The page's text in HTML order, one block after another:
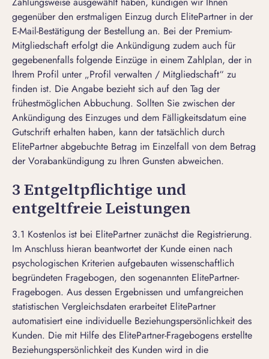
gegenüber den erstmaligen Einzug durch ElitePartner in der
E-Mail-Bestätigung der Bestellung an. Bei der Premium-
Mitgliedschaft erfolgt die Ankündigung zudem auch für
gegebenenfalls folgende Einzüge in einem Zahlplan, der in
Ihrem Profil unter „Profil verwalten / Mitgliedschaft“ zu
finden ist. Die Angabe bezieht sich auf den Tag der
frühestmöglichen Abbuchung. Sollten Sie zwischen der
Ankündigung des Einzuges und dem Fälligkeitsdatum eine
Gutschrift erhalten haben, kann der tatsächlich durch
ElitePartner abgebuchte Betrag im Einzelfall von dem Betrag
der Vorabankündigung zu Ihren Gunsten abweichen.
3 Entgeltpflichtige und
entgeltfreie Leistungen
3.1 Kostenlos ist bei ElitePartner zunächst die Registrierung.
Im Anschluss hieran beantwortet der Kunde einen nach
psychologischen Kriterien aufgebauten wissenschaftlich
begründeten Fragebogen, den sogenannten ElitePartner-
Fragebogen. Aus dessen Ergebnissen und umfangreichen
statistischen Vergleichsdaten erarbeitet ElitePartner
automatisiert eine individuelle Beziehungspersönlichkeit des
Kunden. Die mit Hilfe des ElitePartner-Fragebogens erstellte
Beziehungspersönlichkeit des Kunden wird in die